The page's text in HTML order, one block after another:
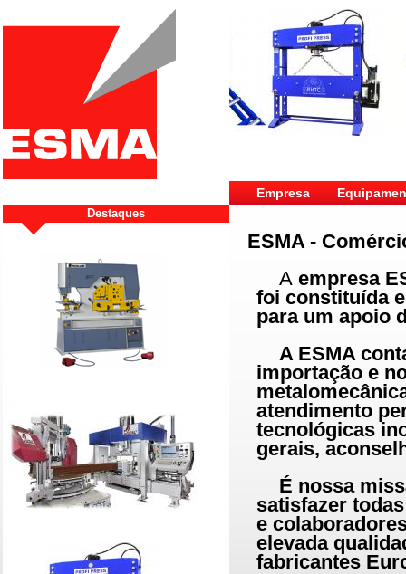
Destaques
Empresa
ESMA -
Aempresa
foi constituída
para um apoio
A ESMA
importação e
atendimento
tecnológicas
gerais,
É nossa
satisfazer
e
elevada
fabricantes